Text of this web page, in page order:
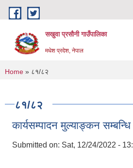
Skip to main content
सखुवा प्रसौनी गाउँपालिका
मधेश प्रदेश, नेपाल
You are here
Home » ८१/८२
८१/८२
कार्यसम्पादन मुल्याङ्कन
Submitted on: Sat, 12/24/2022 -